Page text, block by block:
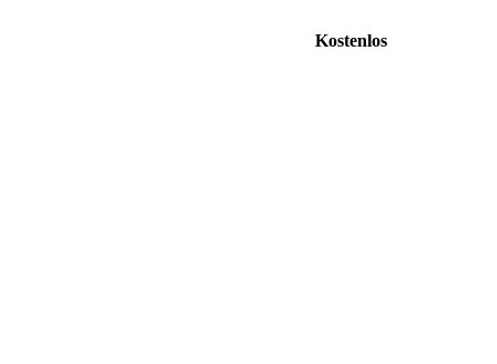
Kostenlos